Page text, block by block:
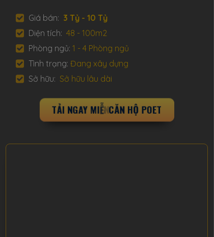
TẢIN GAYMIỄNPHÍ
Giá bán: 3 Tỷ - 10 Tỷ
Diện tích:48 - 100m2
Phòng ngủ:1 - 4 Phòng ngủ
Tình trạng:Đang xây dựng
Sở hữu:Sở hữu lâu dài